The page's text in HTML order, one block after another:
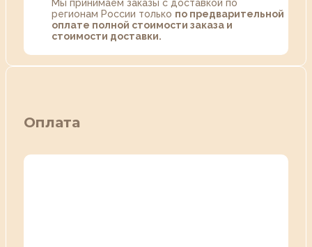
Мы принимаем заказы с доставкой по
регионам России только по предварительной
оплате полной стоимости заказа и
стоимости доставки.
Оплата